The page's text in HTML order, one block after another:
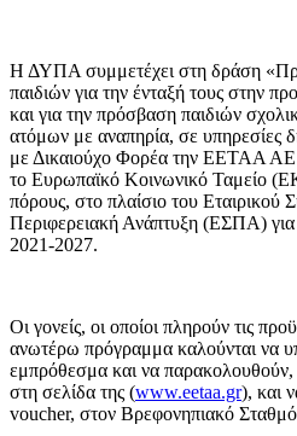
Η ΔΥΠΑ συμμετέχει στη δράση
παιδιών για την ένταξή τους στην
και για την πρόσβαση παιδιών
ατόμων με αναπηρία, σε υπηρεσίες
με Δικαιούχο Φορέα την ΕΕΤΑΑ ΑΕ
το Ευρωπαϊκό Κοινωνικό Ταμείο
πόρους, στο πλαίσιο του Εταιρικού
Περιφερειακή Ανάπτυξη (ΕΣΠΑ)
2021-2027.
Οι γονείς, οι οποίοι πληρούν τις
ανωτέρω πρόγραμμα καλούνται να
εμπρόθεσμα και να παρακολουθούν,
στη σελίδα της (www.eetaa.gr), και
voucher, στον Βρεφονηπιακό